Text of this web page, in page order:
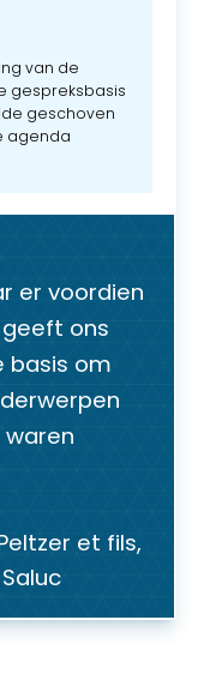
van de
gespreksbasis
geschoven
agenda
er voordien
geeft ons
basis om
et fils,